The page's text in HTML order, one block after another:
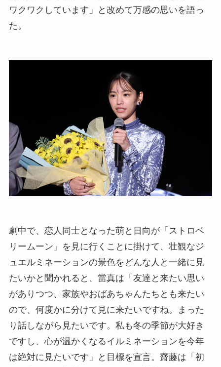
ワクワクしています」と改めて万感の思いを語っ
た。
劇中で、恋人同士となった萌と日向が「ストロベ
リームーン」を見に行くことに掛けて、壮観なジ
ュエルミネーションの景色をどんな人と一緒に見
たいかと聞かれると、當真は「友達と来たい思い
がありつつ、家族やおばあちゃんたちとも来たい
ので、何度かに分けて見に来たいですね。まった
り話しながら見たいです。私も冬の季節が大好き
ですし、心が温かくなるイルミネーションを今年
は絶対に見たいです」と目標を宣言。齋藤は「初